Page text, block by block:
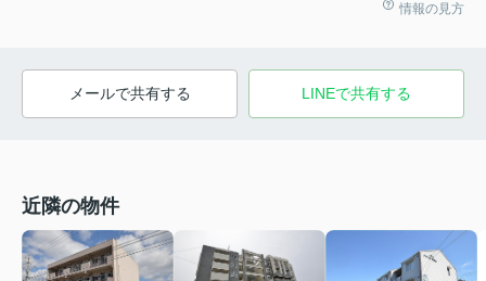
情報の見方
メールで共有する LINEで共有する
近隣の物件